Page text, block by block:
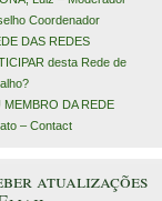
Coordenador
DAS REDES
desta Rede de
MEMBRO DA REDE
– Contact
atualizações